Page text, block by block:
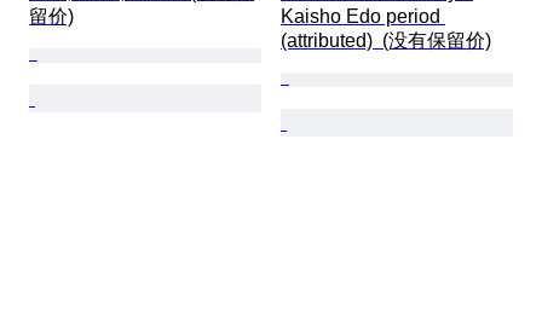
留价)
Kaisho Edo period
(attributed)  (没有保留价)